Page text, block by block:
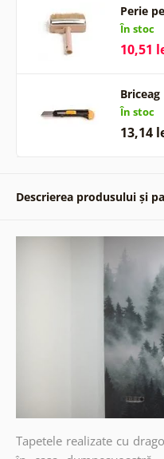
Perie
În stoc
10,51
Briceag
În stoc
13,14
Descrierea produsului și
Tapetele realizate cu